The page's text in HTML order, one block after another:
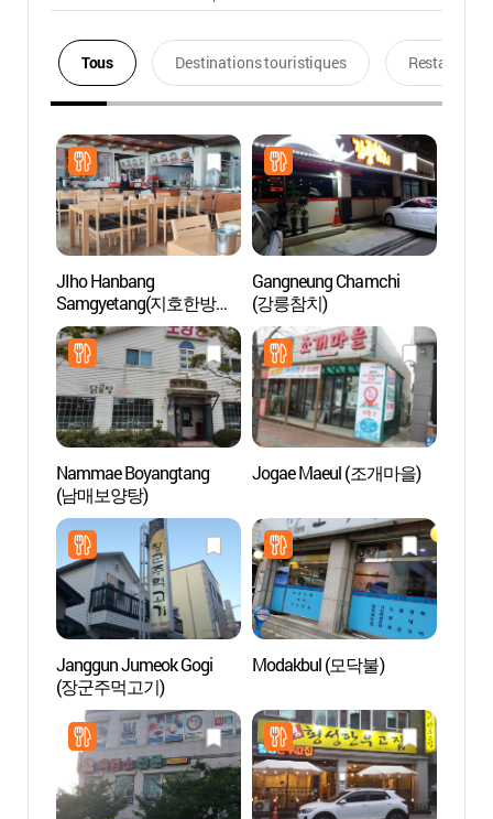
Tous Destinations touristiques Restaurants
JIho Hanbang
Samgyetang(지호한방삼
계탕)
Gangneung Chamchi
(강릉참치)
Nammae Boyangtang
(남매보양탕)
Jogae Maeul (조개마을)
Janggun Jumeok Gogi
(장군주먹고기)
Modakbul (모닥불)